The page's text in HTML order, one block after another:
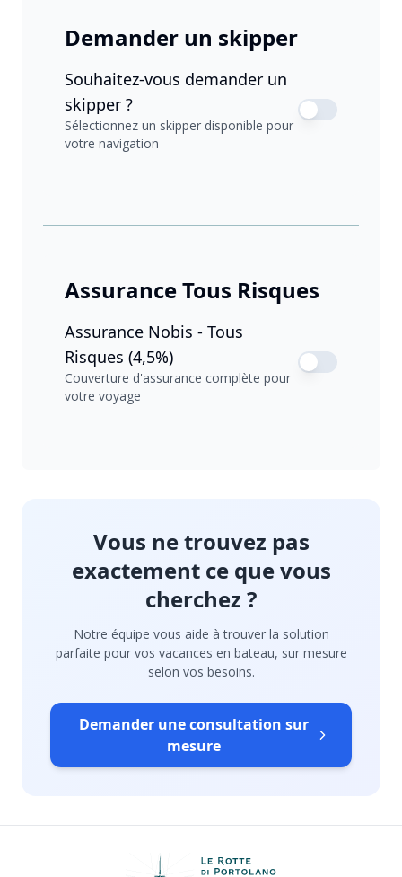
Demander un skipper
Souhaitez-vous demander un
skipper ?
Sélectionnez un skipper disponible pour
votre navigation
Assurance Tous Risques
Assurance Nobis - Tous
Risques (4,5%)
Couverture d'assurance complète pour
votre voyage
Vous ne trouvez pas
exactement ce que vous
cherchez ?
Notre équipe vous aide à trouver la solution
parfaite pour vos vacances en bateau, sur mesure
selon vos besoins.
Demander une consultation sur
mesure